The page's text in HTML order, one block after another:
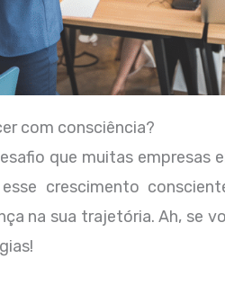
com consciência?
que muitas empresas
crescimento
na sua trajetória. Ah, se